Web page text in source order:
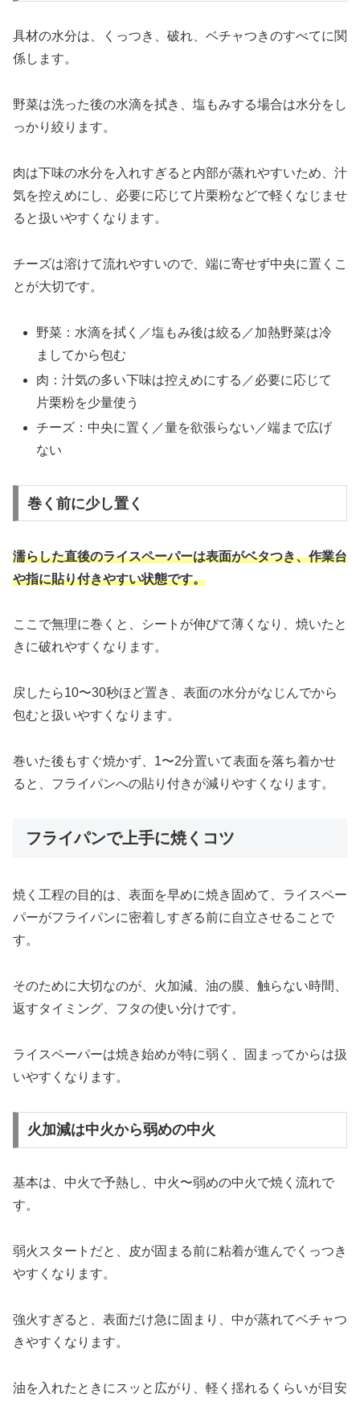
具材の水分は、くっつき、破れ、ベチャつきのすべてに関
係します。
野菜は洗った後の水滴を拭き、塩もみする場合は水分をし
っかり絞ります。
肉は下味の水分を入れすぎると内部が蒸れやすいため、汁
気を控えめにし、必要に応じて片栗粉などで軽くなじませ
ると扱いやすくなります。
チーズは溶けて流れやすいので、端に寄せず中央に置くこ
とが大切です。
野菜：水滴を拭く／塩もみ後は絞る／加熱野菜は冷
ましてから包む
肉：汁気の多い下味は控えめにする／必要に応じて
片栗粉を少量使う
チーズ：中央に置く／量を欲張らない／端まで広げ
ない
巻く前に少し置く
濡らした直後のライスペーパーは表面がベタつき、作業台
や指に貼り付きやすい状態です。
ここで無理に巻くと、シートが伸びて薄くなり、焼いたと
きに破れやすくなります。
戻したら10〜30秒ほど置き、表面の水分がなじんでから
包むと扱いやすくなります。
巻いた後もすぐ焼かず、1〜2分置いて表面を落ち着かせ
ると、フライパンへの貼り付きが減りやすくなります。
フライパンで上手に焼くコツ
焼く工程の目的は、表面を早めに焼き固めて、ライスペー
パーがフライパンに密着しすぎる前に自立させることで
す。
そのために大切なのが、火加減、油の膜、触らない時間、
返すタイミング、フタの使い分けです。
ライスペーパーは焼き始めが特に弱く、固まってからは扱
いやすくなります。
火加減は中火から弱めの中火
基本は、中火で予熱し、中火〜弱めの中火で焼く流れで
す。
弱火スタートだと、皮が固まる前に粘着が進んでくっつき
やすくなります。
強火すぎると、表面だけ急に固まり、中が蒸れてベチャつ
きやすくなります。
油を入れたときにスッと広がり、軽く揺れるくらいが目安